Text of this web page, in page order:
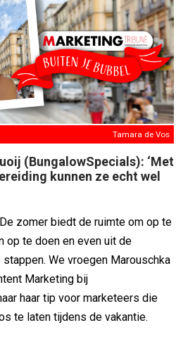
Tamara de Vos
(BungalowSpecials): ‘Met
kunnen ze echt wel
zomer biedt de ruimte om op te
op te doen en even uit de
We vroegen Marouschka
Marketing bij
haar tip voor marketeers die
te laten tijdens de vakantie.